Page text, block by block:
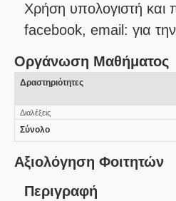
Χρήση υπολογιστή και
facebook, email: για την
Οργάνωση Μαθήματος
Δραστηριότητες
Διαλέξεις
Σύνολο
Αξιολόγηση Φοιτητών
Περιγραφή